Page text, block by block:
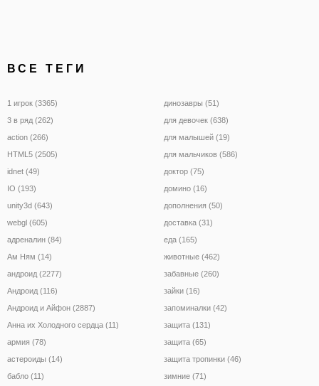
ВСЕ ТЕГИ
1 игрок (3365)
3 в ряд (262)
action (266)
HTML5 (2505)
idnet (49)
IO (193)
unity3d (643)
webgl (605)
адреналин (84)
Ам Ням (14)
андроид (2277)
Андроид (116)
Андроид и Айфон (2887)
Анна их Холодного сердца (11)
армия (78)
астероиды (14)
бабло (11)
динозавры (51)
для девочек (638)
для малышей (19)
для мальчиков (586)
доктор (75)
домино (16)
дополнения (50)
доставка (31)
еда (165)
животные (462)
забавные (260)
зайки (16)
запоминалки (42)
защита (131)
защита (65)
защита тропинки (46)
зимние (71)